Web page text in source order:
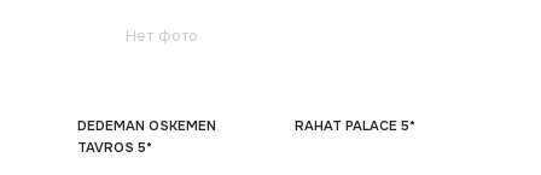
Нет фото
DEDEMAN OSKEMEN
TAVROS 5*
RAHAT PALACE 5*